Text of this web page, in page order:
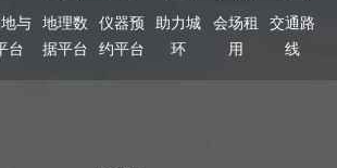
与
台
地理数
据平台
仪器预
约平台
助力城
环
会场租
用
交通路
线